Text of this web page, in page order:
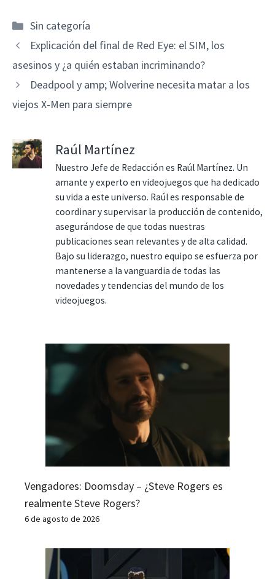
Categorías
Sin categoría
Explicación del final de Red Eye: el SIM, los
asesinos y ¿a quién estaban incriminando?
Deadpool y amp; Wolverine necesita matar a los
viejos X-Men para siempre
Raúl Martínez
Nuestro Jefe de Redacción es Raúl Martínez. Un
amante y experto en videojuegos que ha dedicado
su vida a este universo. Raúl es responsable de
coordinar y supervisar la producción de contenido,
asegurándose de que todas nuestras
publicaciones sean relevantes y de alta calidad.
Bajo su liderazgo, nuestro equipo se esfuerza por
mantenerse a la vanguardia de todas las
novedades y tendencias del mundo de los
videojuegos.
Vengadores: Doomsday – ¿Steve Rogers es
realmente Steve Rogers?
6 de agosto de 2026